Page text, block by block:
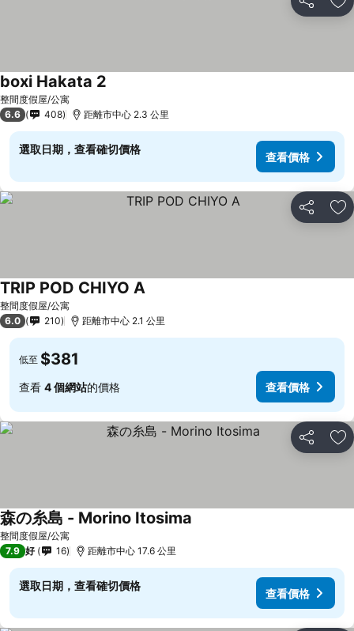
分享 放
整間度假屋/公寓
boxi Hakata 2
6.6 408 距離市中心 2.3 公里
選取日期，查看確切價格
查看價格
分享 放
整間度假屋/公寓
TRIP POD CHIYO A
6.0 210 距離市中心 2.1 公里
低至 $381
查看 4 個網站的價格 查看價格
分享 放
整間度假屋/公寓
森の糸島 - Morino Itosima
7.9 好 16 距離市中心 17.6 公里
選取日期，查看確切價格
查看價格